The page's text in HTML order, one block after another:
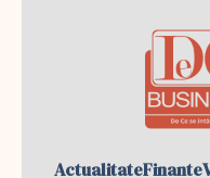
ActualitateFinante